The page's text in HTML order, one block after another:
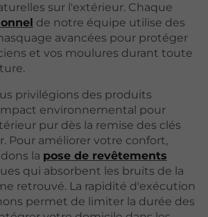
sur l'extérieur. Chaque
de notre équipe utilise des
avancées pour protéger
et vos moulures durant toute
privilégions des produits
environnemental pour
pur dès la remise des clés
Pour améliorer votre confort,
la pose de revêtements
qui absorbent les bruits de la
retrouvé. La rapidité d'exécution
permet de limiter la durée des